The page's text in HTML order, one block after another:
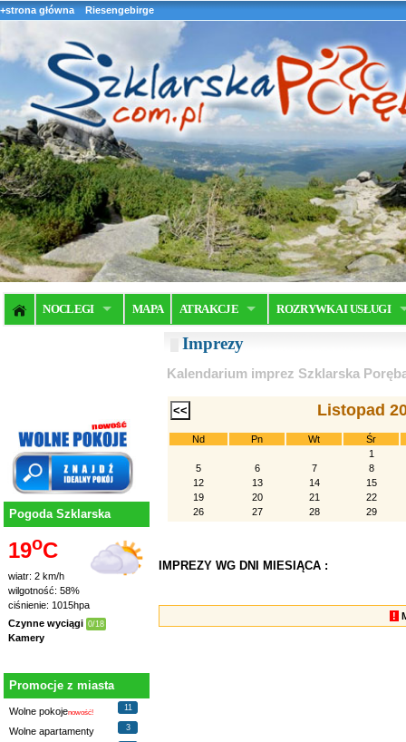
+strona główna Riesengebirge
NOCLEGI MAPA ATRAKCJE ROZRYWKA I USŁUGI
Pogoda Szklarska
19oC
wiatr: 2 km/h
wilgotność: 58%
ciśnienie: 1015hpa
Czynne wyciągi 0/18
Kamery
Promocje z miasta
Wolne pokojenowość!
11
Wolne apartamenty 3
Imprezy
Kalendarium imprez Szklarska
Listopad
Nd Pn Wt
Śr
1
5
6 7
8
12
13 14
15
19
20 21
22
26
27 28 29
IMPREZY WG DNI MIESIĄCA :
!